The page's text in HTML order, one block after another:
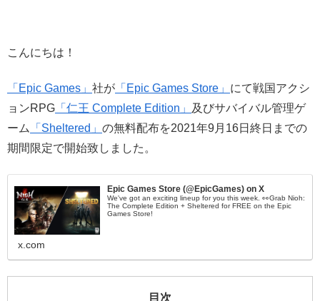
こんにちは！
「Epic Games」 社が 「Epic Games Store」 にて戦国アクシ
ョンRPG 「仁王 Complete Edition」
及びサバイバル管理ゲ
ーム
「Sheltered」 の無料配布を2021年9月16日終日までの
期間限定で開始致しました。
Epic Games Store (@EpicGames) on X
We've got an exciting lineup for you this week. 👀Grab Nioh:
The Complete Edition + Sheltered for FREE on the Epic
Games Store!
x.com
目次